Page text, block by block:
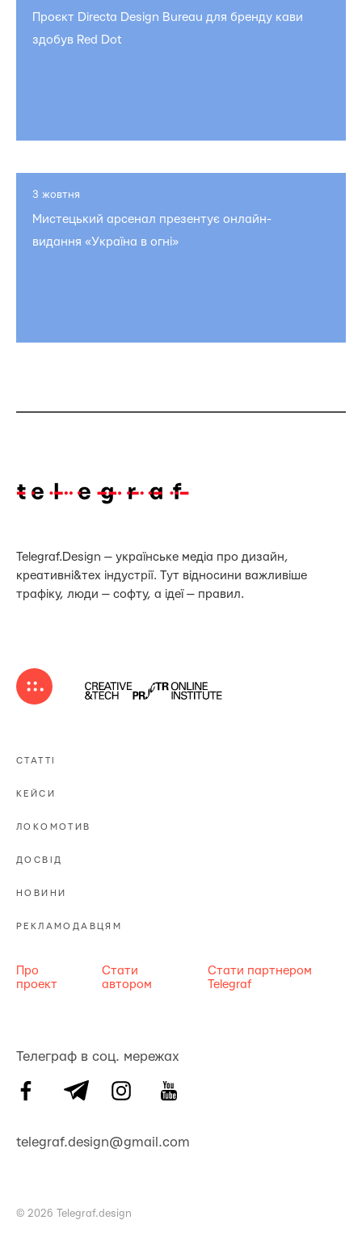
Проєкт Directa Design Bureau для бренду кави
здобув Red Dot
3 жовтня
Мистецький арсенал презентує онлайн-
видання «Україна в огні»
Telegraf.Design — українське медіа про дизайн,
креативні&тех індустрії. Тут відносини важливіше
трафіку, люди — софту, а ідеї — правил.
СТАТТІ
КЕЙСИ
ЛОКОМОТИВ
ДОСВІД
НОВИНИ
РЕКЛАМОДАВЦЯМ
Про
проект
Стати
автором
Стати партнером
Telegraf
Телеграф в соц. мережах
telegraf.design@gmail.com
© 2026 Telegraf.design